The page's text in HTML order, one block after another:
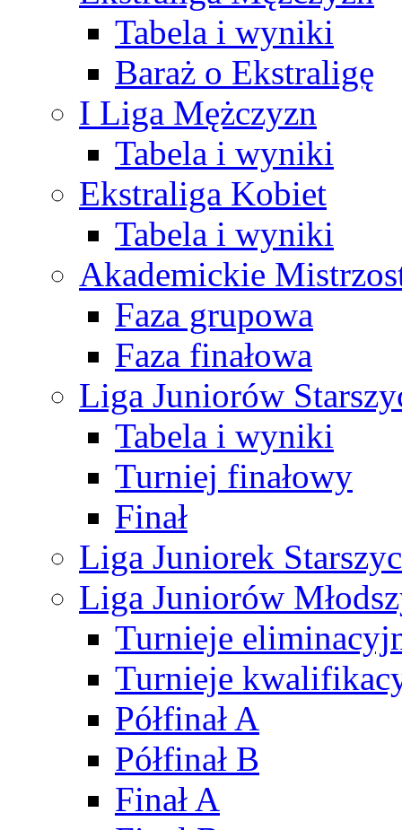
Tabela i wyniki
Baraż o Ekstraligę
I Liga Mężczyzn
Tabela i wyniki
Ekstraliga Kobiet
Tabela i wyniki
Akademickie
Faza grupowa
Faza finałowa
Liga Juniorów
Tabela i wyniki
Turniej finałowy
Finał
Liga Juniorek
Liga Juniorów
Turnieje
Turnieje
Półfinał A
Półfinał B
Finał A